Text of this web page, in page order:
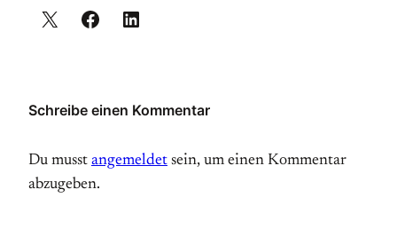
Schreibe einen Kommentar
Du musst angemeldet sein, um einen Kommentar
abzugeben.